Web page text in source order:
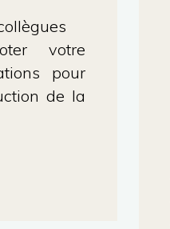
votre
pour
de la